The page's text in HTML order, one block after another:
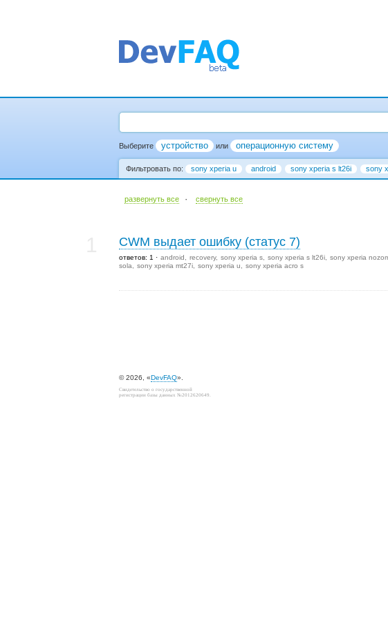
Выберите устройство или операционную систему
Фильтровать по: sony xperia u android sony xperia s lt26i sony
развернуть все · cвернуть все
CWM выдает ошибку (статус 7)
ответов: 1 android recovery sony xperia s sony xperia s lt26i sony xperia
sola
sony xperia mt27i sony xperia u sony xperia acro s
© 2026, «DevFAQ».
Свидетельство о государственной
регистрации базы данных №2012620649.